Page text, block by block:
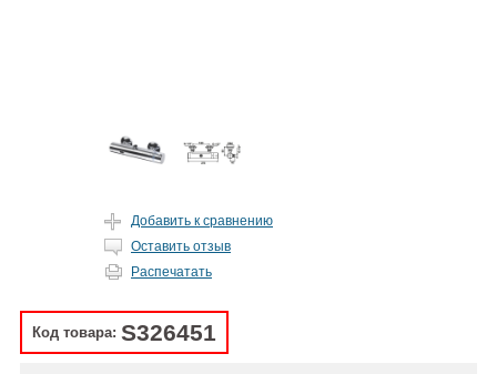
Добавить к сравнению
Оставить отзыв
Распечатать
Код товара: S326451